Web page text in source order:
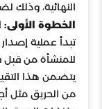
النهائية، وذلك
الخطوة الأولى:
تبدأ عملية
للمنشأة من
يتضمن هذا
من الحريق مثل